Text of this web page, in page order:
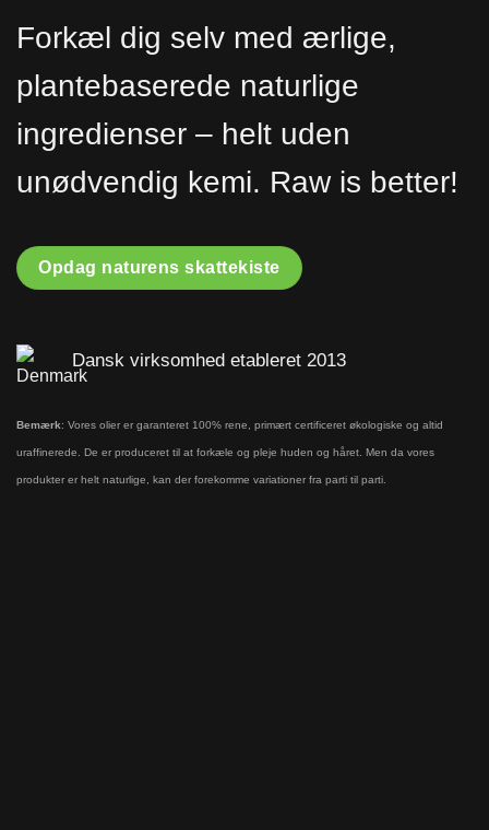
Forkæl dig selv med ærlige,
plantebaserede naturlige
ingredienser – helt uden
unødvendig kemi. Raw is better!
Opdag naturens skattekiste
Dansk virksomhed etableret 2013
Bemærk: Vores olier er garanteret 100% rene, primært certificeret økologiske og altid
uraffinerede. De er produceret til at forkæle og pleje huden og håret. Men da vores
produkter er helt naturlige, kan der forekomme variationer fra parti til parti.